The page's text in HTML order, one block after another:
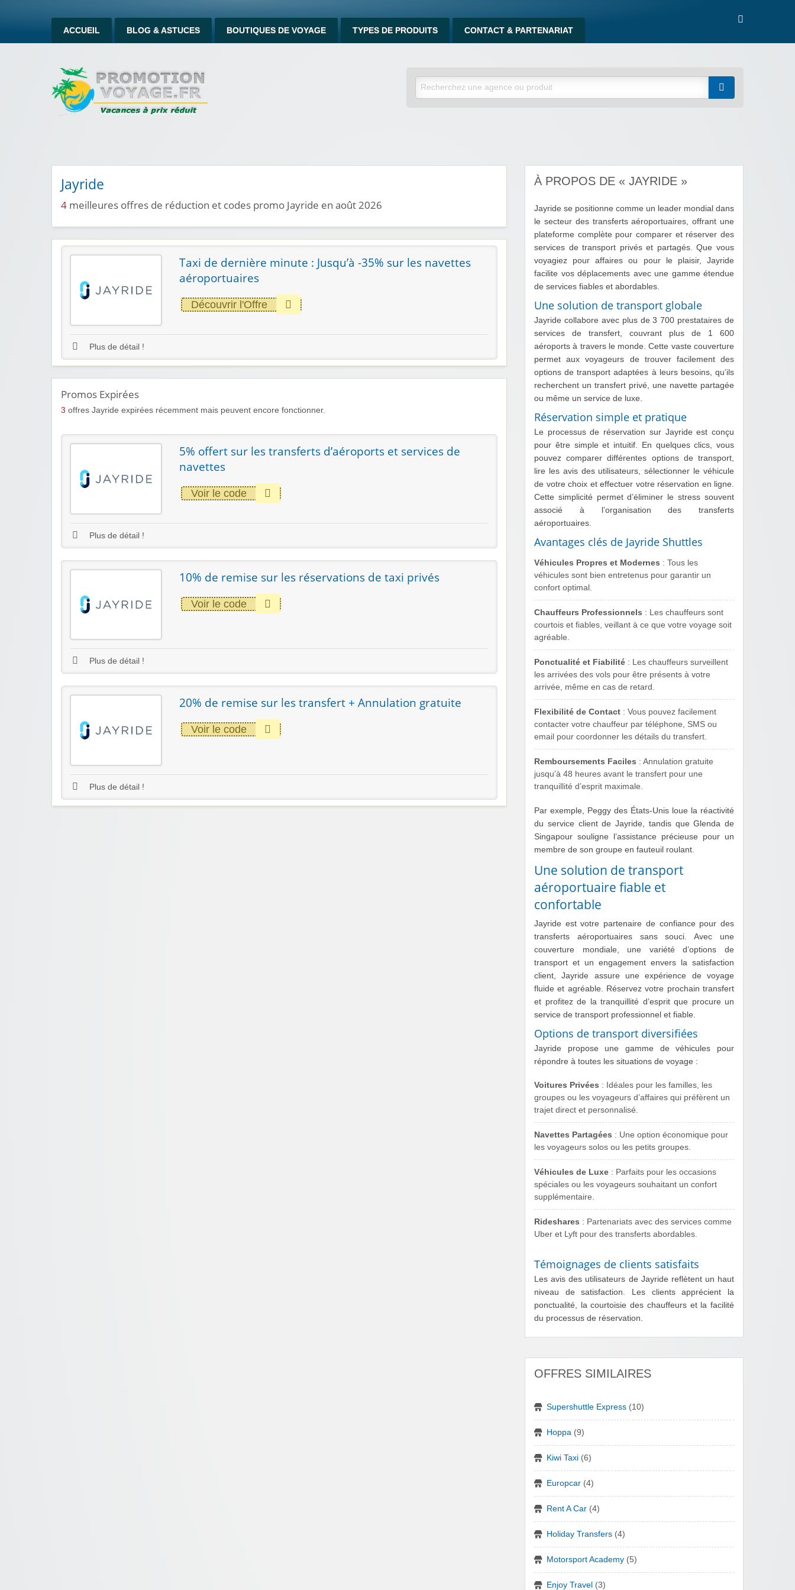
ACCUEIL BLOG & ASTUCES BOUTIQUES DE VOYAGE TYPES DE PRODUITS CONTACT & PARTENARIAT
Jayride
4 meilleures offres de réduction et codes promo Jayride en août 2026
Taxi de dernière minute : Jusqu’à -35% sur les navettes
aéroportuaires
Découvrir l'Offre
Plus de détail !
Promos Expirées
3 offres Jayride expirées récemment mais peuvent encore fonctionner.
5% offert sur les transferts d’aéroports et services de
navettes
Voir le code
Plus de détail !
10% de remise sur les réservations de taxi privés
Voir le code
Plus de détail !
20% de remise sur les transfert + Annulation gratuite
Voir le code
Plus de détail !
À PROPOS DE « JAYRIDE »
Jayride se positionne comme un leader mondial dans
le secteur des transferts aéroportuaires, offrant une
plateforme complète pour comparer et réserver des
services de transport privés et partagés. Que vous
voyagiez pour affaires ou pour le plaisir, Jayride
facilite vos déplacements avec une gamme étendue
de services fiables et abordables.
Une solution de transport globale
Jayride collabore avec plus de 3 700 prestataires de
services de transfert, couvrant plus de 1 600
aéroports à travers le monde. Cette vaste couverture
permet aux voyageurs de trouver facilement des
options de transport adaptées à leurs besoins, qu’ils
recherchent un transfert privé, une navette partagée
ou même un service de luxe.
Réservation simple et pratique
Le processus de réservation sur Jayride est conçu
pour être simple et intuitif. En quelques clics, vous
pouvez comparer différentes options de transport,
lire les avis des utilisateurs, sélectionner le véhicule
de votre choix et effectuer votre réservation en ligne.
Cette simplicité permet d’éliminer le stress souvent
associé à l’organisation des transferts
aéroportuaires.
Avantages clés de Jayride Shuttles
Véhicules Propres et Modernes : Tous les
véhicules sont bien entretenus pour garantir un
confort optimal.
Chauffeurs Professionnels : Les chauffeurs sont
courtois et fiables, veillant à ce que votre voyage soit
agréable.
Ponctualité et Fiabilité : Les chauffeurs surveillent
les arrivées des vols pour être présents à votre
arrivée, même en cas de retard.
Flexibilité de Contact : Vous pouvez facilement
contacter votre chauffeur par téléphone, SMS ou
email pour coordonner les détails du transfert.
Remboursements Faciles : Annulation gratuite
jusqu’à 48 heures avant le transfert pour une
tranquillité d’esprit maximale.
Par exemple, Peggy des États-Unis loue la réactivité
du service client de Jayride, tandis que Glenda de
Singapour souligne l’assistance précieuse pour un
membre de son groupe en fauteuil roulant.
Une solution de transport
aéroportuaire fiable et
confortable
Jayride est votre partenaire de confiance pour des
transferts aéroportuaires sans souci. Avec une
couverture mondiale, une variété d’options de
transport et un engagement envers la satisfaction
client, Jayride assure une expérience de voyage
fluide et agréable. Réservez votre prochain transfert
et profitez de la tranquillité d’esprit que procure un
service de transport professionnel et fiable.
Options de transport diversifiées
Jayride propose une gamme de véhicules pour
répondre à toutes les situations de voyage :
Voitures Privées : Idéales pour les familles, les
groupes ou les voyageurs d’affaires qui préfèrent un
trajet direct et personnalisé.
Navettes Partagées : Une option économique pour
les voyageurs solos ou les petits groupes.
Véhicules de Luxe : Parfaits pour les occasions
spéciales ou les voyageurs souhaitant un confort
supplémentaire.
Rideshares : Partenariats avec des services comme
Uber et Lyft pour des transferts abordables.
Témoignages de clients satisfaits
Les avis des utilisateurs de Jayride reflètent un haut
niveau de satisfaction. Les clients apprécient la
ponctualité, la courtoisie des chauffeurs et la facilité
du processus de réservation.
OFFRES SIMILAIRES
Supershuttle Express (10)
Hoppa (9)
Kiwi Taxi (6)
Europcar (4)
Rent A Car (4)
Holiday Transfers (4)
Motorsport Academy (5)
Enjoy Travel (3)